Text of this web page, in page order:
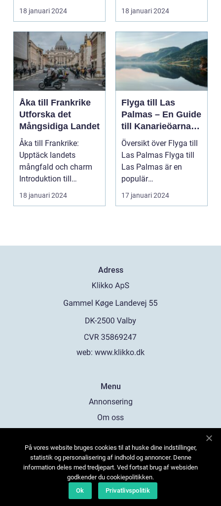
beläget i sydvästra
Europa på...
18 januari 2024
landskap ...
18 januari 2024
Åka till Frankrike
Utforska det
Mångsidiga Landet
Åka till Frankrike:
Upptäck landets
mångfald och charm
Introduktion till
Frankrike och dess
popular...
18 januari 2024
Flyga till Las
Palmas – En Guide
till Kanarieöarnas
Pärla
Översikt över Flyga till
Las Palmas Flyga till
Las Palmas är en
populär
semesterdestination
för män...
17 januari 2024
Adress
web: www.klikko.dk
Menu
Annonsering
Om oss
Kontakta oss
Sitemap
På vores website bruges cookies til at huske dine indstillinger,
statistik og personalisering af indhold og annoncer. Denne
information deles med tredjepart. Ved fortsat brug af websiden
godkender du cookiepolitikken.
Ok
Privatlivspolitik